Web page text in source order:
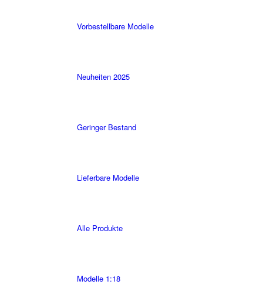
Vorbestellbare Modelle
Neuheiten 2025
Geringer Bestand
Lieferbare Modelle
Alle Produkte
Modelle 1:18